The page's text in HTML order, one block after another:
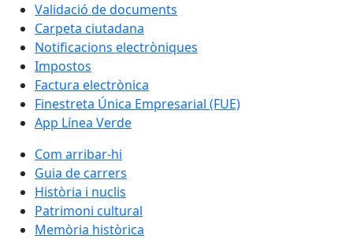
Validació de documents
Carpeta ciutadana
Notificacions electròniques
Impostos
Factura electrònica
Finestreta Única Empresarial (FUE)
App Línea Verde
Com arribar-hi
Guia de carrers
Història i nuclis
Patrimoni cultural
Memòria històrica